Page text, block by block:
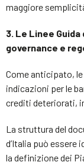
maggiore
3. Le Linee
governance e
Come anticipato, le
indicazioni per le
crediti deteriorati,
La struttura del
d’Italia può essere
la definizione dei